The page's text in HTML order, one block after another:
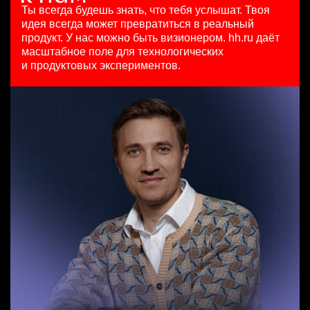
7 авг. 2026
150000 ₽
Нижний Новгород
HeadHunter::Коммерческий департамент
Ярославль
Менеджер по продажам в сегменте среднего и крупного
бизнеса
HeadHunter::Телефонные продажи
15 июл. 2026
з/п не указана
Ташкент
Senior Data Scientist (команда рекомендаций)
HeadHunter::Analytics/Data Science
29 июл. 2026
Москва
Ты всегда будешь знать, что тебя услышат. Твоя
идея всегда может превратиться в реальный
продукт. У нас можно быть визионером. hh.ru даёт
масштабное поле для технологических
и продуктовых экспериментов.